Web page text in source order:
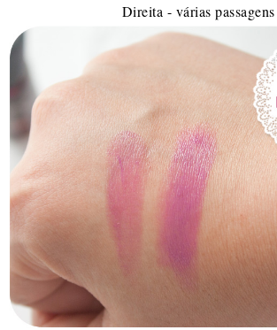
Direita - várias passagens